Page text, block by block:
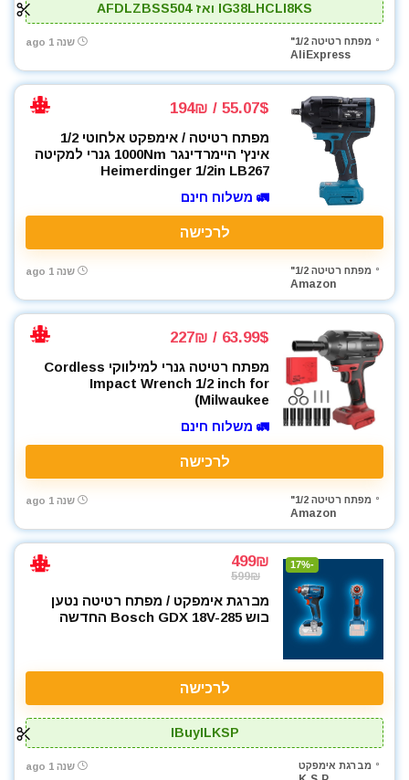
IG38LHCLI8KS ואז AFDLZBSS504
מפתח רטיטה 1/2"
AliExpress
שנה 1 ago
55.07$ / 194₪
מפתח רטיטה / אימפקט אלחוטי 1/2
אינץ' היימרדינגר 1000Nm גנרי למקיטה
Heimerdinger 1/2in LB267
🚛 משלוח חינם
לרכישה
מפתח רטיטה 1/2"
Amazon
שנה 1 ago
63.99$ / 227₪
מפתח רטיטה גנרי למילווקי Cordless
Impact Wrench 1/2 inch for
Milwaukee)
🚛 משלוח חינם
לרכישה
מפתח רטיטה 1/2"
Amazon
שנה 1 ago
-17%
499₪
599₪
מברגת אימפקט / מפתח רטיטה נטען
בוש Bosch GDX 18V-285 החדשה
לרכישה
IBuyILKSP
מברגת אימפקט שנה 1 ago